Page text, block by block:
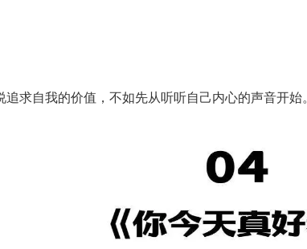
追求自我的价值，不如先从听听自己内心的声音开始。